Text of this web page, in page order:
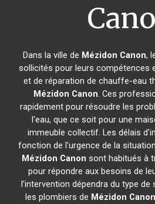
Dans la ville de Mézidon Canon,
sollicités pour leurs compétences
et de réparation de chauffe-eau
Mézidon Canon. Ces
rapidement pour résoudre les
l'eau, que ce soit pour une
immeuble collectif. Les délais
fonction de l'urgence de la
Mézidon Canon sont habitués à
pour répondre aux besoins de
l'intervention dépendra du type de
les plombiers de Mézidon Canon